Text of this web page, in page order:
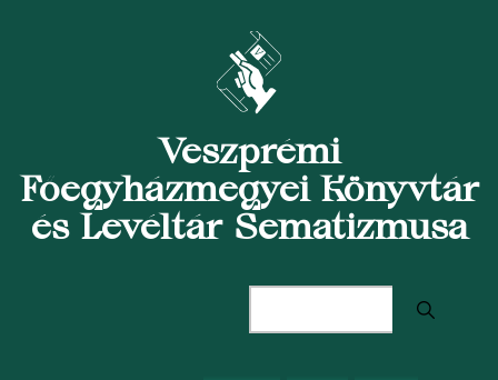
Veszprémi
Főegyházmegyei Könyvtár
és Levéltár Sematizmusa